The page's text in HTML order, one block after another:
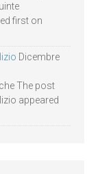
first on
Dicembre
The post
appeared